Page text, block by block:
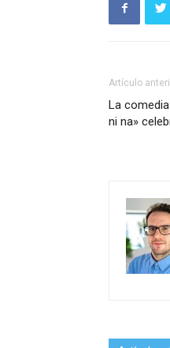
Artículo
La
ni na»